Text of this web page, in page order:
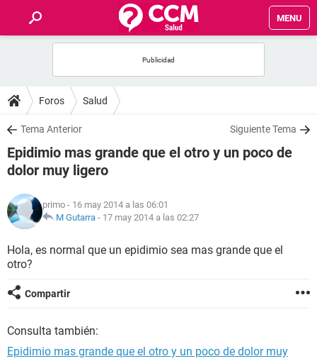
MENU
FOROS
SALUD
FAMILIA
NUTRICIÓN
SEXUALIDAD
Foros Salud
Tema Anterior Siguiente Tema
Epidimio mas grande que el otro y un poco de
dolor muy ligero
primo - 16 may 2014 a las 06:01
M Gutarra - 17 may 2014 a las 02:27
Hola, es normal que un epidimio sea mas grande que el
otro?
Compartir
Consulta también:
Epidimio mas grande que el otro y un poco de dolor muy